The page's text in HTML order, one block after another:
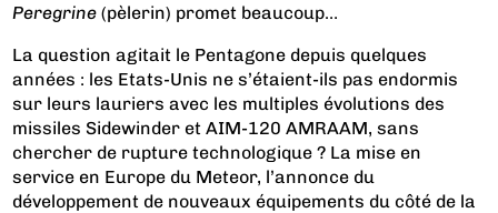
Peregrine (pèlerin) promet beaucoup…
La question agitait le Pentagone depuis quelques
années : les Etats-Unis ne s’étaient-ils pas endormis
sur leurs lauriers avec les multiples évolutions des
missiles Sidewinder et AIM-120 AMRAAM, sans
chercher de rupture technologique ? La mise en
service en Europe du Meteor, l’annonce du
développement de nouveaux équipements du côté de la